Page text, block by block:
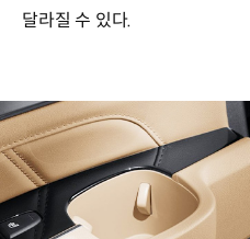
달라질 수 있다.